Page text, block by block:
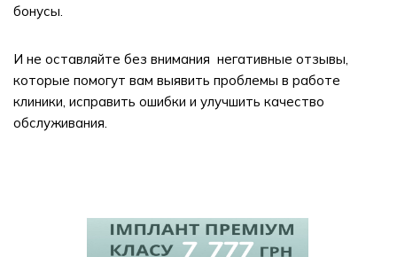
бонусы.
И не оставляйте без внимания негативные отзывы,
которые помогут вам выявить проблемы в работе
клиники, исправить ошибки и улучшить качество
обслуживания.